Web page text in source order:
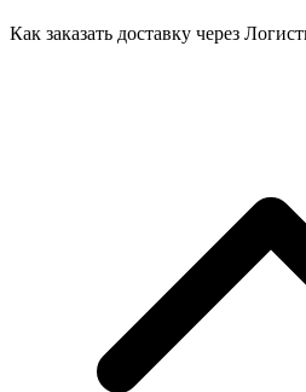
Как заказать доставку через